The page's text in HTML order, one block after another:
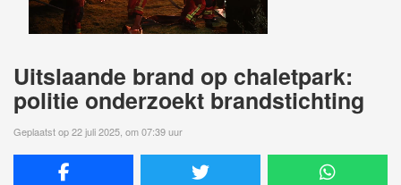
Uitslaande brand op chaletpark:
politie onderzoekt brandstichting
Geplaatst op 22 juli 2025, om 07:39 uur